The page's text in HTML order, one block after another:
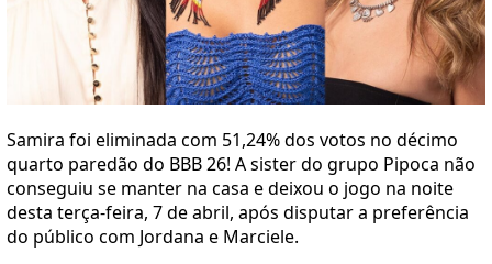
Samira foi eliminada com 51,24% dos votos no décimo
quarto paredão do BBB 26! A sister do grupo Pipoca não
conseguiu se manter na casa e deixou o jogo na noite
desta terça-feira, 7 de abril, após disputar a preferência
do público com Jordana e Marciele.